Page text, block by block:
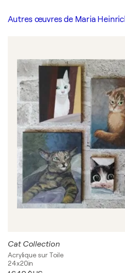
Autres œuvres de Maria
Cat Collection
Acrylique sur Toile
24x20in